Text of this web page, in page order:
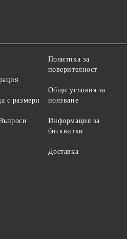
с размери
Политика за
поверителност
Общи условия за
ползване
Информация за
бисквитки
Доставка